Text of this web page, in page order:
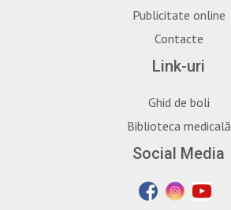
Publicitate online
Contacte
Link-uri
Ghid de boli
Biblioteca medicală
Social Media